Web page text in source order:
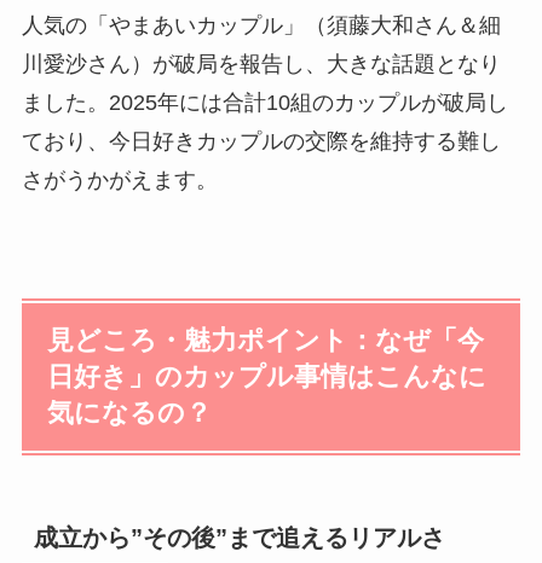
人気の「やまあいカップル」（須藤大和さん＆細
川愛沙さん）が破局を報告し、大きな話題となり
ました。2025年には合計10組のカップルが破局し
ており、今日好きカップルの交際を維持する難し
さがうかがえます。
見どころ・魅力ポイント：なぜ「今
日好き」のカップル事情はこんなに
気になるの？
成立から”その後”まで追えるリアルさ